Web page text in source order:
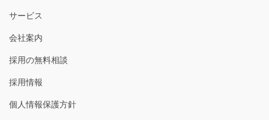
サービス
会社案内
採用の無料相談
採用情報
個人情報保護方針